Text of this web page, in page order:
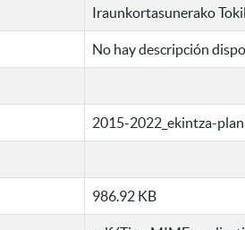
Iraunkortasunerako
No hay descripción
2015-2022_ekintza-
986.92 KB